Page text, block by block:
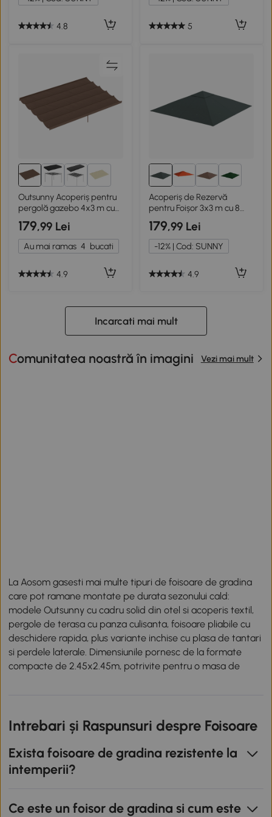
4.8 5
1+
Outsunny Acoperiș pentru
pergolă gazebo 4x3 m cu
10 orificii, culoare cafeniu
179,99 Lei
Au mai ramas 4 bucati
4.9
1+
Acoperiș de Rezervă
pentru Foișor 3x3 m cu 8
Orificii Gri
179,99 Lei
-12% | Cod: SUNNY
4.9
Incarcati mai mult
Comunitatea noastră în imagini Vezi mai mult
La Aosom gasesti mai multe tipuri de foisoare de gradina
care pot ramane montate pe durata sezonului cald:
modele Outsunny cu cadru solid din otel si acoperis textil,
pergole de terasa cu panza culisanta, foisoare pliabile cu
deschidere rapida, plus variante inchise cu plasa de tantari
si perdele laterale. Dimensiunile pornesc de la formate
compacte de 2.45x2.45m, potrivite pentru o masa de
Foisoare de gradina cu acoperis dublu
si cadru metalic
Un foisor metalic folosit din aprilie pana in octombrie are
nevoie de un cadru stabil si de un acoperis potrivit pentru
210D sau 600D ofera umbra, are protectie UV si face fata
Intrebari și Raspunsuri despre Foisoare
Exista foisoare de gradina rezistente la
intemperii?
Ce este un foisor de gradina si cum este